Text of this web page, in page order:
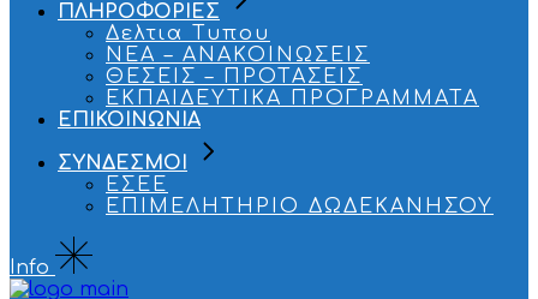
ΠΛΗΡΟΦΟΡΙΕΣ
Δελτια Τυπου
ΝΕΑ – ΑΝΑΚΟΙΝΩΣΕΙΣ
ΘΕΣΕΙΣ – ΠΡΟΤΑΣΕΙΣ
ΕΚΠΑΙΔΕΥΤΙΚΑ ΠΡΟΓΡΑΜΜΑΤΑ
ΕΠΙΚΟΙΝΩΝΙΑ
ΣΥΝΔΕΣΜΟΙ
ΕΣΕΕ
ΕΠΙΜΕΛΗΤΗΡΙΟ ΔΩΔΕΚΑΝΗΣΟΥ
Info